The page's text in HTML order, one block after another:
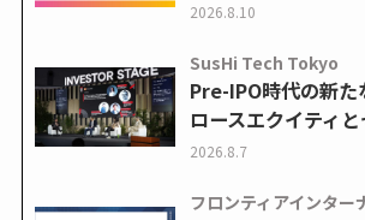
2026.8.10
SusHi Tech Tokyo
Pre-IPO時代の新た
ロースエクイティ
2026.8.7
フロンティアインター